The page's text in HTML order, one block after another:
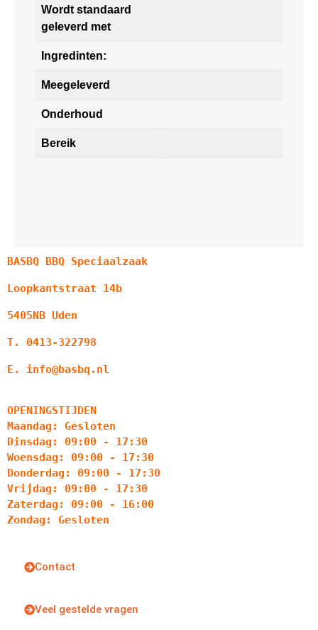
Wordt standaard
geleverd met
Ingredinten:
Meegeleverd
Onderhoud
Bereik
BASBQ BBQ Speciaalzaak
Loopkantstraat 14b
5405NB Uden
T. 0413-322798
E. info@basbq.nl
OPENINGSTIJDEN
Maandag: Gesloten
Dinsdag: 09:00 - 17:30
Woensdag: 09:00 - 17:30
Donderdag: 09:00 - 17:30
Vrijdag: 09:00 - 17:30
Zaterdag: 09:00 - 16:00
Zondag: Gesloten
Contact
Veel gestelde vragen